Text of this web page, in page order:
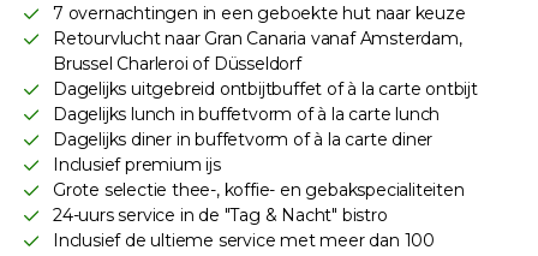
7 overnachtingen in een geboekte hut naar keuze
Retourvlucht naar Gran Canaria vanaf Amsterdam,
Brussel Charleroi of Düsseldorf
Dagelijks uitgebreid ontbijtbuffet of à la carte ontbijt
Dagelijks lunch in buffetvorm of à la carte lunch
Dagelijks diner in buffetvorm of à la carte diner
Inclusief premium ijs
Grote selectie thee-, koffie- en gebakspecialiteiten
24-uurs service in de "Tag & Nacht" bistro
Inclusief de ultieme service met meer dan 100